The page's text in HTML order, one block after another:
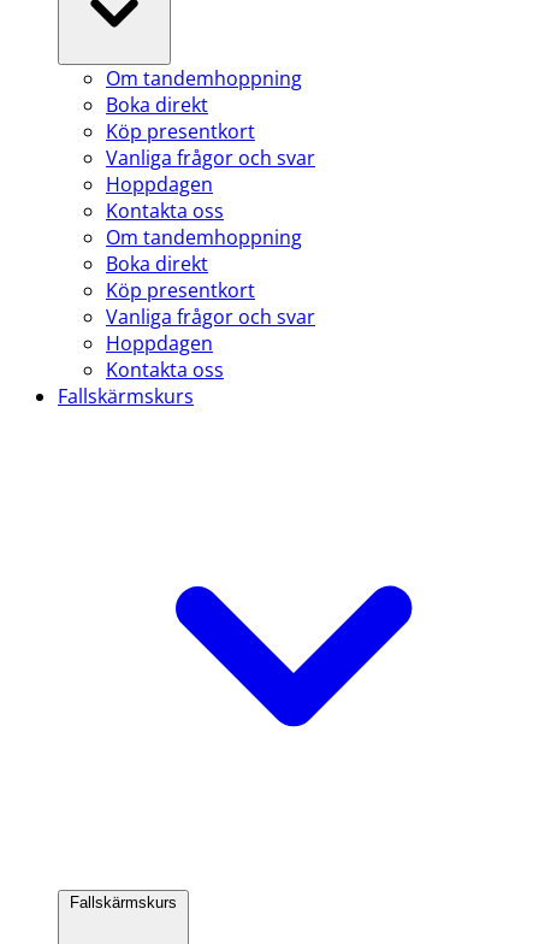
Om tandemhoppning
Boka direkt
Köp presentkort
Vanliga frågor och svar
Hoppdagen
Kontakta oss
Om tandemhoppning
Boka direkt
Köp presentkort
Vanliga frågor och svar
Hoppdagen
Kontakta oss
Fallskärmskurs
Fallskärmskurs